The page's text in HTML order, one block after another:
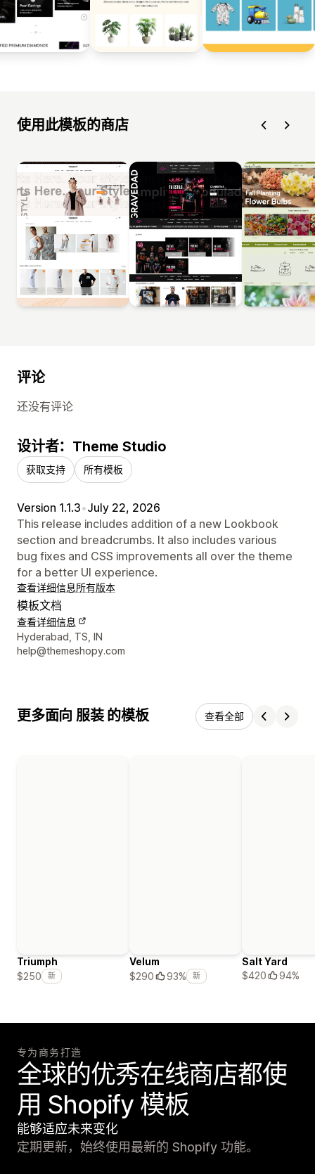
使用此模板的商店
评论
还没有评论
设计者：Theme Studio
获取支持 所有模板
Version 1.1.3•July 22, 2026
This release includes addition of a new Lookbook
section and breadcrumbs. It also includes various
bug fixes and CSS improvements all over the theme
for a better UI experience.
查看详细信息所有版本
模板文档
查看详细信息
设计师联系方式
Hyderabad, TS, IN
help@themeshopy.com
更多面向 服装 的模板 查看全部
Triumph
$250
新
Velum
$290
93% 新
Salt Yard
$420
94%
专为商务打造
全球的优秀在线商店都使
用 Shopify 模板
能够适应未来变化
定期更新，始终使用最新的 Shopify 功能。